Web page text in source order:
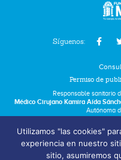
Síguenos:
Permiso de
Responsable sanitario
Médico Cirujano Kamira Aída
Autónoma
Utilizamos "las cookies"
experiencia en nuestro
sitio, asumiremos